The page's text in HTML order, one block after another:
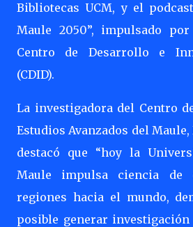
Bibliotecas UCM, y el
Maule 2050”, impulsado
Centro de Desarrollo e
(CDID).
La investigadora del Centro
Estudios Avanzados del
destacó que “hoy la
Maule impulsa ciencia de
regiones hacia el mundo,
posible generar